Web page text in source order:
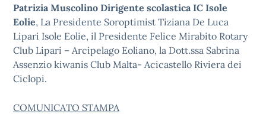
Patrizia Muscolino Dirigente scolastica IC Isole
Eolie, La Presidente Soroptimist Tiziana De Luca
Lipari Isole Eolie, il Presidente Felice Mirabito Rotary
Club Lipari – Arcipelago Eoliano, la Dott.ssa Sabrina
Assenzio kiwanis Club Malta- Acicastello Riviera dei
Ciclopi.
COMUNICATO STAMPA